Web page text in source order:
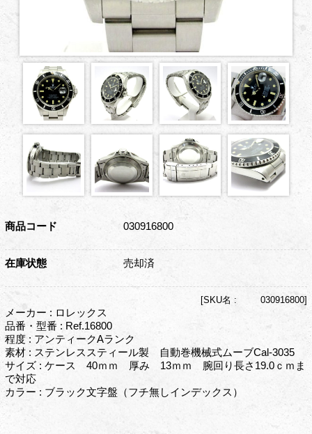
商品コード 030916800
在庫状態 売却済
[SKU名 : 030916800]
メーカー : ロレックス
品番・型番 : Ref.16800
程度 : アンティークAランク
素材 : ステンレススティール製 自動巻機械式ムーブCal-3035
サイズ : ケース 40ｍｍ 厚み 13ｍｍ 腕回り長さ19.0ｃｍま
で対応
カラー : ブラック文字盤（フチ無しインデックス）